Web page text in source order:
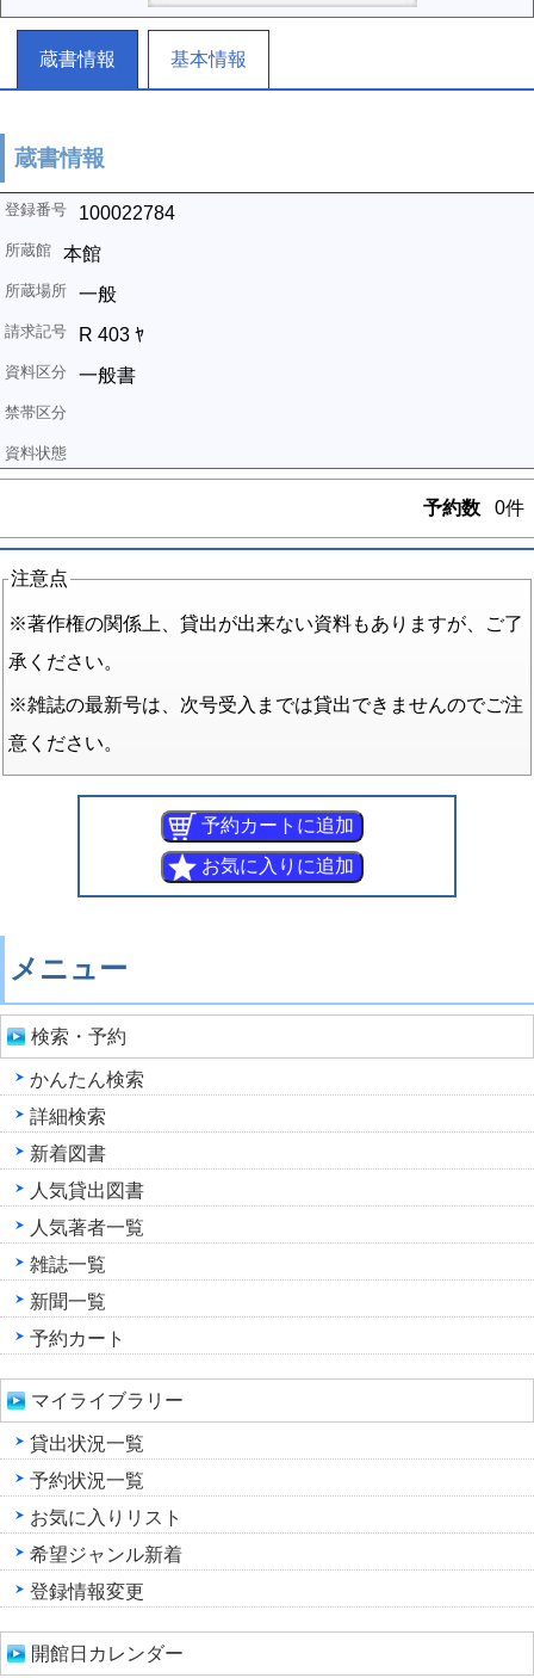
蔵書情報 基本情報
蔵書情報
100022784
本館
一般
R 403 ﾔ
一般書
予約数 0件
注意点
※著作権の関係上、貸出が出来ない資料もありますが、ご了
承ください。
※雑誌の最新号は、次号受入までは貸出できませんのでご注
意ください。
メニュー
検索・予約
かんたん検索
詳細検索
新着図書
人気貸出図書
人気著者一覧
雑誌一覧
新聞一覧
予約カート
マイライブラリー
貸出状況一覧
予約状況一覧
お気に入りリスト
希望ジャンル新着
登録情報変更
開館日カレンダー